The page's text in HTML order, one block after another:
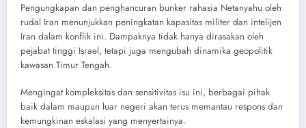
Pengungkapan dan penghancuran bunker rahasia Netanyahu oleh
rudal Iran menunjukkan peningkatan kapasitas militer dan intelijen
Iran dalam konflik ini. Dampaknya tidak hanya dirasakan oleh
pejabat tinggi Israel, tetapi juga mengubah dinamika geopolitik
kawasan Timur Tengah.
Mengingat kompleksitas dan sensitivitas isu ini, berbagai pihak
baik dalam maupun luar negeri akan terus memantau respons dan
kemungkinan eskalasi yang menyertainya.